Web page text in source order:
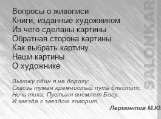
Вопросы о живописи
Книги, изданные художником
Из чего сделаны картины
Обратная сторона картины
Как выбрать картину
Наши картины
О художнике
Выхожу один я на дорогу;
Сквозь туман кремнистый путь блестит;
Ночь тиха. Пустыня внемлет Богу,
И звезда с звездою говорит.
Лермонтов М.Ю.